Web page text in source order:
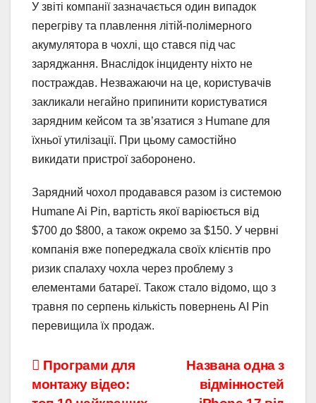
У звіті компанії зазначається один випадок
перегріву та плавлення літій-полімерного
акумулятора в чохлі, що стався під час
заряджання. Внаслідок інциденту ніхто не
постраждав. Незважаючи на це, користувачів
закликали негайно припинити користуватися
зарядним кейсом та зв’язатися з Humane для
їхньої утилізації. При цьому самостійно
викидати пристрої заборонено.
Зарядний чохол продавався разом із системою
Humane Ai Pin, вартість якої варіюється від
$700 до $800, а також окремо за $150. У червні
компанія вже попереджала своїх клієнтів про
ризик спалаху чохла через проблему з
елементами батареї. Також стало відомо, що з
травня по серпень кількість повернень AI Pin
перевищила їх продаж.
Навігація
Названа одна з
відмінностей
Програми для
монтажу відео: